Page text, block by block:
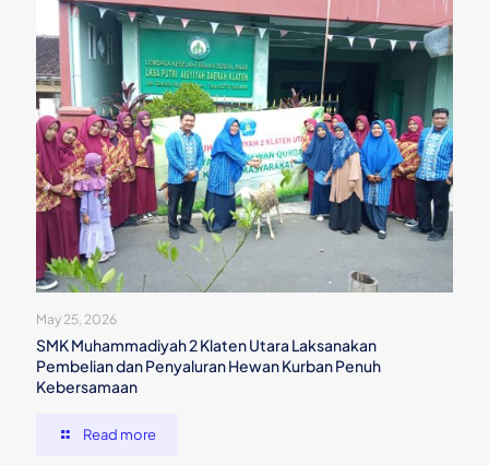
May 25, 2026
SMK Muhammadiyah 2 Klaten Utara Laksanakan
Pembelian dan Penyaluran Hewan Kurban Penuh
Kebersamaan
Read more